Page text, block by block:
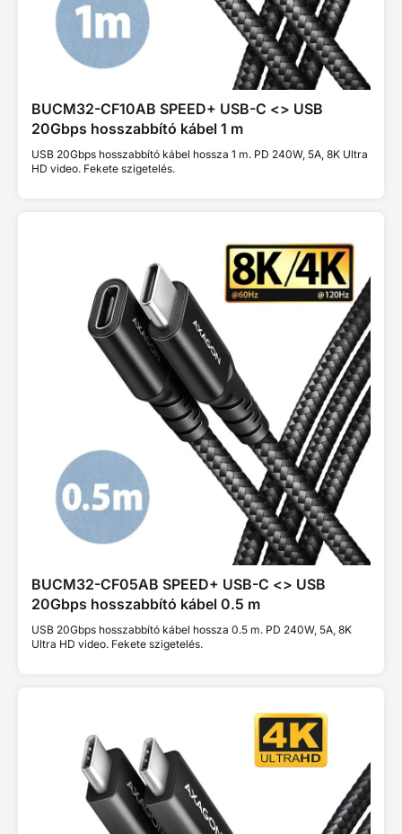
BUCM32-CF10AB SPEED+ USB-C <> USB
20Gbps hosszabbító kábel 1 m
USB 20Gbps hosszabbító kábel hossza 1 m. PD 240W, 5A, 8K Ultra
HD video. Fekete szigetelés.
BUCM32-CF05AB SPEED+ USB-C <> USB
20Gbps hosszabbító kábel 0.5 m
USB 20Gbps hosszabbító kábel hossza 0.5 m. PD 240W, 5A, 8K
Ultra HD video. Fekete szigetelés.